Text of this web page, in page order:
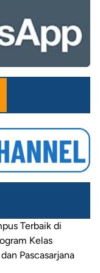
Terbaik di
Kelas
Pascasarjana